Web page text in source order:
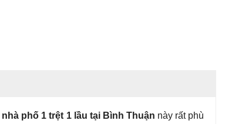
nhà phố 1 trệt 1 lầu tại Bình Thuận này rất phù